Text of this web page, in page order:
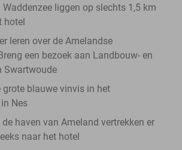
Waddenzee liggen op slechts 1,5 km
hotel
leren over de Amelandse
een bezoek aan Landbouw- en
Swartwoude
grote blauwe vinvis in het
Nes
haven van Ameland vertrekken er
naar het hotel